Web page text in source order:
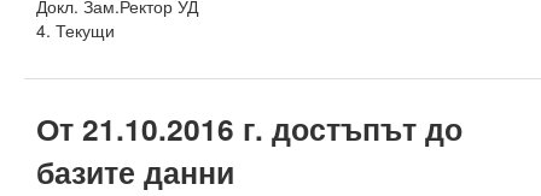
Сертификати
Одити
Избори
Защита на личните данни
Докл. Зам.Ректор УД
4. Текущи
От 21.10.2016 г. достъпът до
базите данни